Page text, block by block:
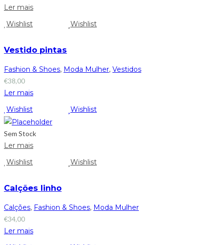
Ler mais
Wishlist
Wishlist
Vestido pintas
Fashion & Shoes, Moda Mulher, Vestidos
€38,00
Ler mais
Wishlist
Wishlist
Sem Stock
Ler mais
Wishlist
Wishlist
Calções linho
Calções, Fashion & Shoes, Moda Mulher
€34,00
Ler mais